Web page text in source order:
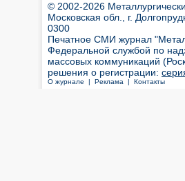
© 2002-2026
Московская обл., г.
0300
Печатное СМИ журнал
Федеральной службой по
массовых коммуникаций
решения о регистрации:
О журнале | Реклама | Контакты